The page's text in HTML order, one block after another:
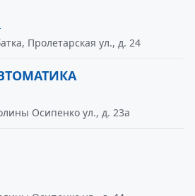
Пролетарская ул., д. 24
Осипенко ул., д. 23а